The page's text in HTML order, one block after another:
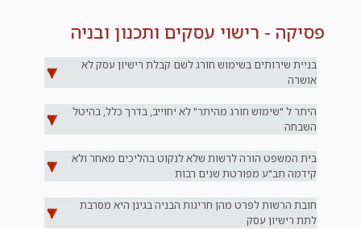
פסיקה - רישוי עסקים ותכנון ובניה
בניית שירותים בשימוש חורג לשם קבלת רישיון עסק לא
אושרה
היתר ל "שימוש חורג מהיתר" לא יחוייב, בדרך כלל, בהיטל
השבחה
בית המשפט הורה לרשות שלא לנקוט בהליכים מאחר ולא
קידמה תב"ע מפורטת שנים רבות
חובת הרשות לפרט מהן חריגות הבניה בגינן היא מסרבת
לתת רישיון עסק